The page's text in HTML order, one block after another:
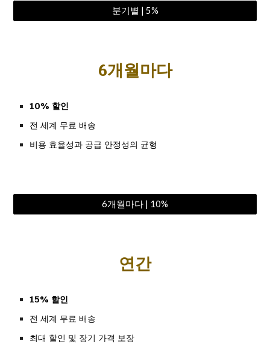
분기별 | 5%
6개월마다
10% 할인
전 세계 무료 배송
비용 효율성과 공급 안정성의 균형
6개월마다 | 10%
연간
15% 할인
전 세계 무료 배송
최대 할인 및 장기 가격 보장